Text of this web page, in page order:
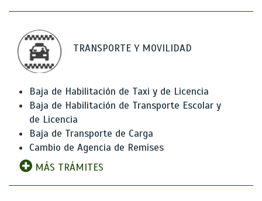
TRANSPORTE Y MOVILIDAD
Baja de Habilitación de Taxi y de Licencia
Baja de Habilitación de Transporte Escolar y
de Licencia
Baja de Transporte de Carga
Cambio de Agencia de Remises
MÁS TRÁMITES